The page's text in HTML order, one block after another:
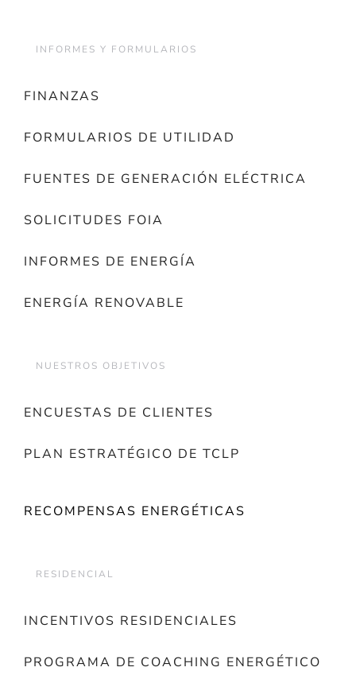
INFORMES Y FORMULARIOS
FINANZAS
FORMULARIOS DE UTILIDAD
FUENTES DE GENERACIÓN ELÉCTRICA
SOLICITUDES FOIA
INFORMES DE ENERGÍA
ENERGÍA RENOVABLE
NUESTROS OBJETIVOS
ENCUESTAS DE CLIENTES
PLAN ESTRATÉGICO DE TCLP
RECOMPENSAS ENERGÉTICAS
RESIDENCIAL
INCENTIVOS RESIDENCIALES
PROGRAMA DE COACHING ENERGÉTICO